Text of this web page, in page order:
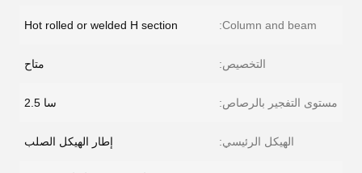
Column and beam:
Hot rolled or welded H section
التخصيص: متاح
مستوى التفجير بالرصاص: سا 2.5
الهيكل الرئيسي: إطار الهيكل الصلب